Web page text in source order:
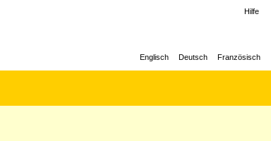
Hilfe
Englisch Deutsch Französisch